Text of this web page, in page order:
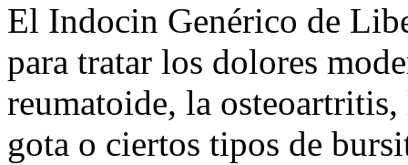
El Indocin Genérico de
para tratar los dolores
reumatoide, la
gota o ciertos tipos de